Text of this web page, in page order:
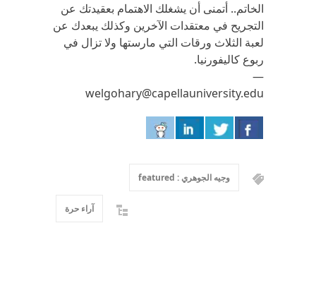
الخاتم.. أتمنى أن يشغلك الاهتمام بعقيدتك عن
التجريح في معتقدات الآخرين وكذلك يبعدك عن
لعبة الثلاث ورقات التي مارستها ولا تزال في
ربوع كاليفورنيا.
—
welgohary@capellauniversity.edu
وجيه الجوهري : featured
آراء حرة